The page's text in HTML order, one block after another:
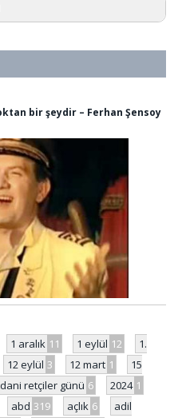
bir şeydir – Ferhan Şensoy
1 aralık 11 1 eylül 12
1.
12 eylül 3 12 mart 1
15
retçiler günü 6 2024 1
abd 319 açlık 6
adil